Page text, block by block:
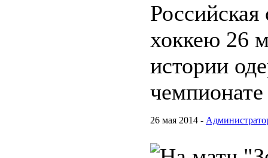
Российская
хоккею 26
истории
26 мая 2014 -